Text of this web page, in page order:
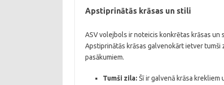
Apstiprinātās krāsas un stili
ASV volejbols ir noteicis konkrētas krāsas
Apstiprinātās krāsas galvenokārt ietver tumši
pasākumiem.
Tumši zila: Šī ir galvenā krāsa krekliem